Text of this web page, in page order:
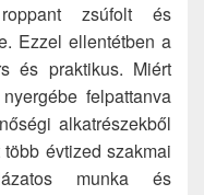
zsúfolt és
Ezzel ellentétben a
és praktikus. Miért
felpattanva
alkatrészekből
évtized szakmai
munka és